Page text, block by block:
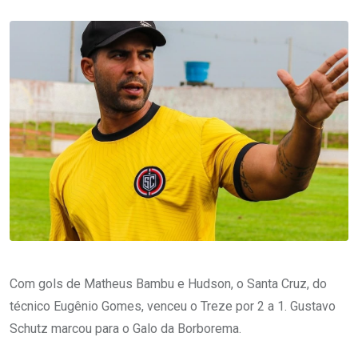
Com gols de Matheus Bambu e Hudson, o Santa Cruz, do
técnico Eugênio Gomes, venceu o Treze por 2 a 1. Gustavo
Schutz marcou para o Galo da Borborema.